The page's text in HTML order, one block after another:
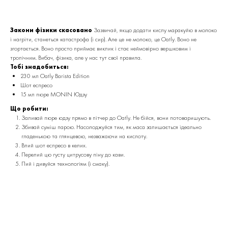
Закони фізики скасовано Зазвичай, якщо додати кислу маракуйю в молоко
і нагріти, станеться катастрофа (і сир). Але це не молоко, це Oatly. Воно не
згортається. Воно просто приймає виклик і стає неймовірно вершковим і
тропічним. Вибач, фізика, але у нас тут свої правила.
Тобі знадобиться:
230 мл Oatly Barista Edition
Шот еспресо
15 мл пюре MONIN Юдзу
Що робити:
Заливай пюре юдзу прямо в пітчер до Oatly. Не бійся, вони потоваришують.
Збивай суміш парою. Насолоджуйся тим, як маса залишається ідеально
гладенькою та глянцевою, незважаючи на кислоту.
Влий шот еспресо в келих.
Перелий цю густу цитрусову піну до кави.
Пий і дивуйся технологіям (і смаку).